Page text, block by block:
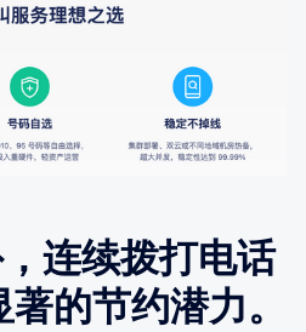
连续拨打电话
的节约潜力。